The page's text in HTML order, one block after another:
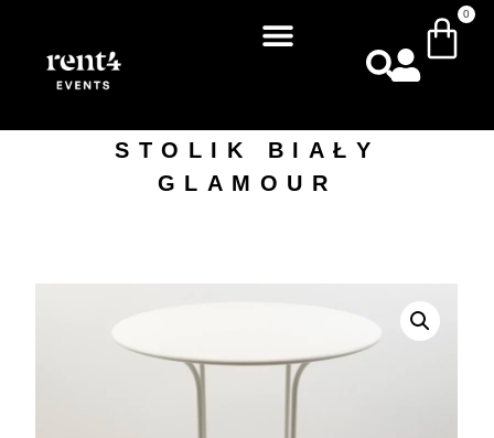
0
STOLIK BIAŁY
GLAMOUR